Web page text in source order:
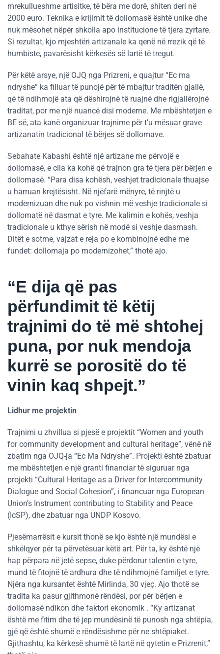
mrekullueshme artisitke, të bëra me dorë, shiten deri në
2000 euro. Teknika e krijimit të dollomasë është unike dhe
nuk mësohet nëpër shkolla apo institucione të tjera zyrtare.
Si rezultat, kjo mjeshtëri artizanale ka qenë në rrezik që të
humbiste, pavarësisht kërkesës së lartë të tregut.
Për këtë arsye, një OJQ nga Prizreni, e quajtur “Ec ma
ndryshe” ka filluar të punojë për të mbajtur traditën gjallë,
që të ndihmojë ata që dëshirojnë të ruajnë dhe rigjallërojnë
traditat, por me një nuancë disi moderne. Me mbështetjen e
BE-së, ata kanë organizuar trajnime për t’u mësuar grave
artizanatin tradicional të bërjes së dollomave.
Sebahate Kabashi është një artizane me përvojë e
dollomasë, e cila ka kohë që trajnon gra të tjera për bërjen e
dollomasë. “Para disa kohësh, veshjet tradicionale thuajse
u harruan krejtësisht. Në njëfarë mënyre, të rinjtë u
modernizuan dhe nuk po vishnin më veshje tradicionale si
dollomatë në dasmat e tyre. Me kalimin e kohës, veshja
tradicionale u kthye sërish në modë si veshje dasmash.
Ditët e sotme, vajzat e reja po e kombinojnë edhe me
fundet: dollomaja po modernizohet,” thotë ajo.
“E dija që pas
përfundimit të këtij
trajnimi do të më shtohej
puna, por nuk mendoja
kurrë se porositë do të
vinin kaq shpejt.”
Lidhur me projektin
Trajnimi u zhvillua si pjesë e projektit “Women and youth
for community development and cultural heritage”, vënë në
zbatim nga OJQ-ja “Ec Ma Ndryshe”. Projekti është zbatuar
me mbështetjen e një granti financiar të siguruar nga
projekti “Cultural Heritage as a Driver for Intercommunity
Dialogue and Social Cohesion”, i financuar nga European
Union’s Instrument contributing to Stability and Peace
(IcSP), dhe zbatuar nga UNDP Kosovo.
Pjesëmarrësit e kursit thonë se kjo është një mundësi e
shkëlqyer për ta përvetësuar këtë art. Për ta, ky është një
hap përpara në jetë sepse, duke përdorur talentin e tyre,
mund të fitojnë të ardhura dhe të ndihmojnë familjet e tyre.
Njëra nga kursantet është Mirlinda, 30 vjeç. Ajo thotë se
tradita ka pasur gjithmonë rëndësi, por për bërjen e
dollomasë ndikon dhe faktori ekonomik . “Ky artizanat
është me fitim dhe të jep mundësinë të punosh nga shtëpia,
gjë që është shumë e rëndësishme për ne shtëpiaket.
Gjithashtu, ka kërkesë shumë të lartë në qytetin e Prizrenit,”